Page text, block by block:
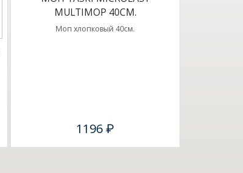
MULTIMOP 40СМ.
Моп хлопковый 40см.
1196 ₽